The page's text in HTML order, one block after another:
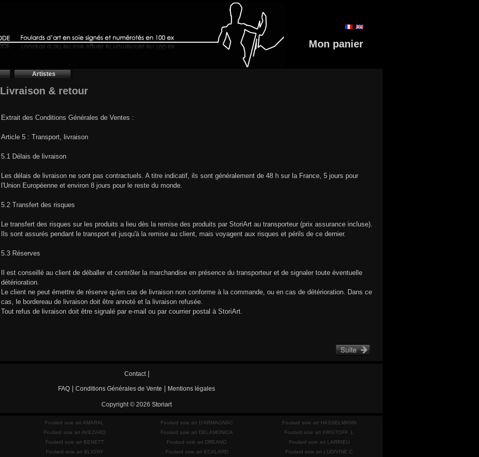
Mon panier
Artistes
Livraison & retour
Extrait des Conditions Générales de Ventes :
Article 5 : Transport, livraison
5.1 Délais de livraison
Les délais de livraison ne sont pas contractuels. A titre indicatif, ils sont généralement de 48 h sur la France, 5 jours pour
l'Union Européenne et environ 8 jours pour le reste du monde.
5.2 Transfert des risques
Le transfert des risques sur les produits a lieu dès la remise des produits par StoriArt au transporteur (prix assurance incluse).
Ils sont assurés pendant le transport et jusqu'à la remise au client, mais voyagent aux risques et périls de ce dernier.
5.3 Réserves
Il est conseillé au client de déballer et contrôler la marchandise en présence du transporteur et de signaler toute éventuelle
détérioration.
Le client ne peut émettre de réserve qu'en cas de livraison non conforme à la commande, ou en cas de détérioration. Dans ce
cas, le bordereau de livraison doit être annoté et la livraison refusée.
Tout refus de livraison doit être signalé par e-mail ou par courrier postal à StoriArt.
Contact|
FAQ Conditions Générales de Vente Mentions légales
Copyright © 2026 Storiart
Foulard soie art AMARAL
Foulard soie art AVEZARD
Foulard soie art BENETT
Foulard soie art BLIGNY
Foulard soie art D'ARMAGNAC
Foulard soie art DELAMONICA
Foulard soie art DREANO
Foulard soie art ECALARD
Foulard soie art HASSELMANN
Foulard soie art KRISTOFF. L
Foulard soie art LARRIEU
Foulard soie art LUDIVINE C